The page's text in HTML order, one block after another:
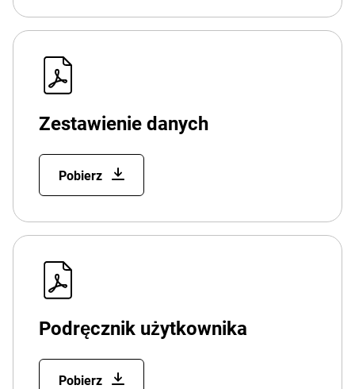
Zestawienie danych
Pobierz
Podręcznik użytkownika
Pobierz